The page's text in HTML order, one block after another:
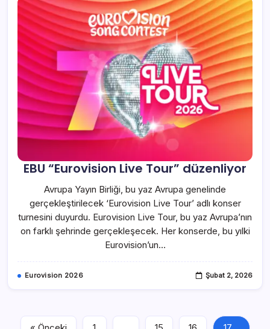
EBU “Eurovision Live Tour” düzenliyor
Avrupa Yayın Birliği, bu yaz Avrupa genelinde
gerçekleştirilecek ‘Eurovision Live Tour’ adlı konser
turnesini duyurdu. Eurovision Live Tour, bu yaz Avrupa’nın
on farklı şehrinde gerçekleşecek. Her konserde, bu yılki
Eurovision’un…
Eurovision 2026 Şubat 2, 2026